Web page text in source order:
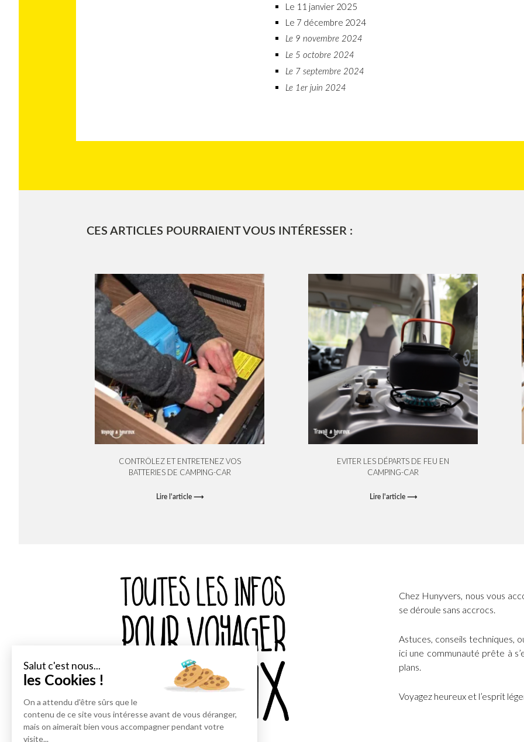
Le 11 janvier 2025
Le 7 décembre 2024
Le 9 novembre 2024
Le 5 octobre 2024
Le 7 septembre 2024
Le 1er juin 2024
CES ARTICLES POURRAIENT VOUS INTÉRESSER :
CONTRÔLEZ ET ENTRETENEZ VOS
BATTERIES DE CAMPING-CAR
Lire l'article ⟶
EVITER LES DÉPARTS DE FEU EN
CAMPING-CAR
Lire l'article ⟶
Chez Hunyvers, nous vous
se déroule sans accrocs.
Astuces, conseils techniques,
ici une communauté prête à
plans.
Voyagez heureux et l’esprit
Salut c'est nous...
les Cookies !
On a attendu d'être sûrs que le
contenu de ce site vous intéresse avant de vous déranger,
mais on aimerait bien vous accompagner pendant votre
visite...